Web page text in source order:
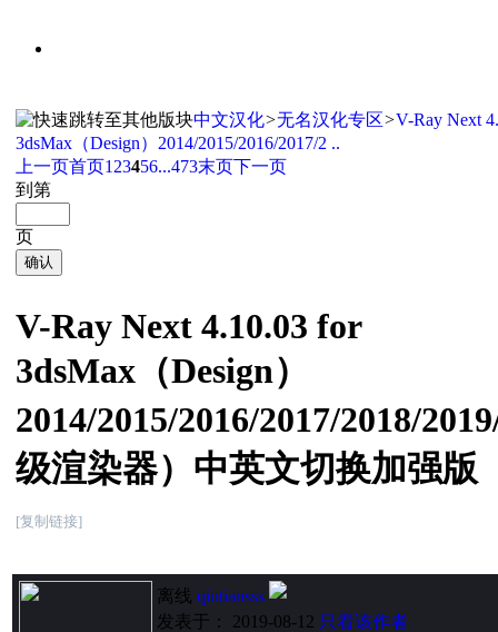
中文汉化>无名汉化专区>V-Ray Next
3dsMax（Design）2014/2015/2016/2017/2 ..
上一页首页1 23456...473末页下一页
到第
页
确认
V-Ray Next 4.10.03 for
3dsMax（Design）
2014/2015/2016/2017/2018/
级渲染器）中英文切换加强版
[复制链接]
离线 qiutiansss
发表于： 2019-08-12 只看该作者